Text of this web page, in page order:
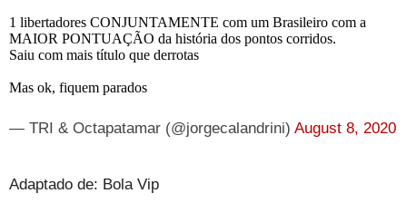
1 libertadores CONJUNTAMENTE com um Brasileiro com a
MAIOR PONTUAÇÃO da história dos pontos corridos.
Saiu com mais título que derrotas
Mas ok, fiquem parados
— TRI & Octapatamar (@jorgecalandrini) August 8, 2020
Adaptado de: Bola Vip